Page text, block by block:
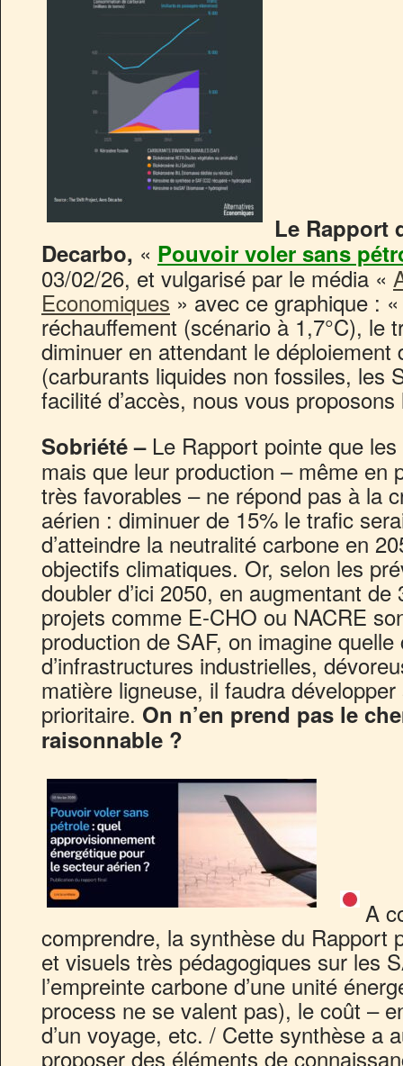
Le Rapport
Decarbo, « Pouvoir voler sans
03/02/26, et vulgarisé par le média «
Economiques » avec ce graphique :
réchauffement (scénario à 1,7°C), le
diminuer en attendant le
(carburants liquides non fossiles, les
facilité d’accès, nous vous
Sobriété –Le Rapport pointe que
mais que leur production – même en
très favorables – ne répond pas à la
aérien : diminuer de 15% le trafic
d’atteindre la neutralité carbone en
objectifs climatiques. Or, selon les
doubler d’ici 2050, en augmentant
projets comme E-CHO ou NACRE
production de SAF, on imagine
d’infrastructures industrielles,
matière ligneuse, il faudra
prioritaire. On n’en prend pas le
raisonnable ?
A
comprendre, la synthèse du Rapport
et visuels très pédagogiques sur les
l’empreinte carbone d’une unité
process ne se valent pas), le coût –
d’un voyage, etc. / Cette synthèse a
proposer des éléments de